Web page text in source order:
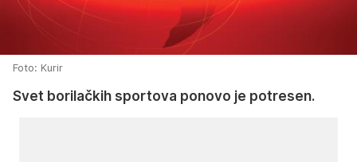
Foto: Kurir
Svet borilačkih sportova ponovo je potresen.